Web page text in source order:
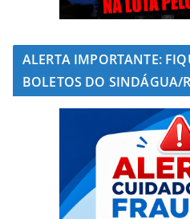
ALERTA IMPORTANTE:
BOLETOS DO SINDÁGUA/